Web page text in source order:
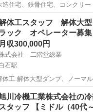
どの住宅人力内装解体作業。
業。 ☆マンション等の内装解
重機作業...
白石駅 建物解
体工スタッフ 解体大型
ック オペレーター募集
月収300,000円
式会社 二階堂総業
石駅
るお仕事です。 ※一般
RCマンション内装解体、鉄
入...
白石駅 その他 オペレ
川冷機工業株式会社の
スタッフ 【ミドル（40代